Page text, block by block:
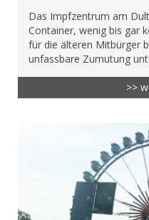
Das Impfzentrum am
Container, wenig bis gar
für die älteren Mitbürger
unfassbare Zumutung
>>